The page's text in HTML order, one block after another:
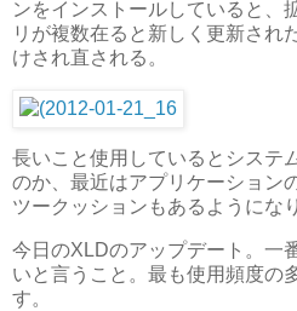
ンをインストールしていると、
リが複数在ると新しく更新され
けされ直される。
長いこと使用しているとシステ
のか、最近はアプリケーション
ツークッションもあるようにな
今日のXLDのアップデート。一
いと言うこと。最も使用頻度の
す。